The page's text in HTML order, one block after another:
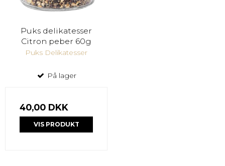
Puks delikatesser
Citron peber 60g
Puks Delikatesser
På lager
40,00 DKK
VIS PRODUKT